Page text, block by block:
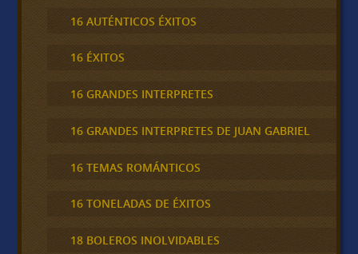
16 AUTÉNTICOS ÉXITOS
16 ÉXITOS
16 GRANDES INTERPRETES
16 GRANDES INTERPRETES DE JUAN GABRIEL
16 TEMAS ROMÁNTICOS
16 TONELADAS DE ÉXITOS
18 BOLEROS INOLVIDABLES